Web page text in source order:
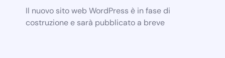
Il nuovo sito web WordPress è in fase di
costruzione e sarà pubblicato a breve